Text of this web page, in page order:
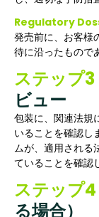
Regulatory
発売前に、お客様
待に沿ったもので
ステップ3
ビュー
包装に、関連法規
いることを確認し
ムが、適用される
ていることを確認
ステップ4
る場合）